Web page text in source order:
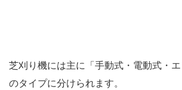
芝刈り機には主に「手動式・電動式・
のタイプに分けられます。